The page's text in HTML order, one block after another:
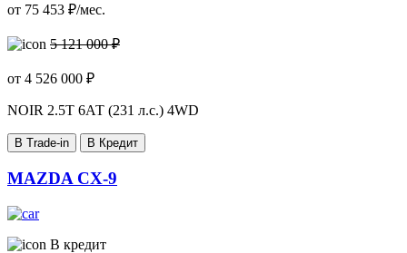
от 75 453 ₽/мес.
5 121 000 ₽
от 4 526 000 ₽
NOIR 2.5T 6АТ (231 л.с.) 4WD
В Trade-in В Кредит
MAZDA CX-9
В кредит